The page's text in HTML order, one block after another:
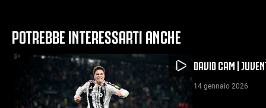
POTREBBE INTERESSARTI ANCHE
DAVID CAM |
14 gennaio 2026